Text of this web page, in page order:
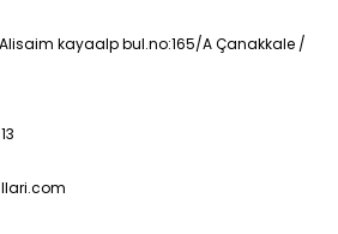
kayaalp bul.no:165/A Çanakkale /